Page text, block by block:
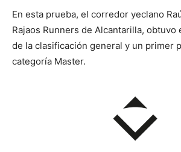
En esta prueba, el corredor yeclano
Rajaos Runners de Alcantarilla, obtuvo
de la clasificación general y un primer
categoría Master.